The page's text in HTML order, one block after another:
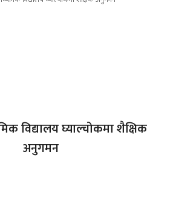
विद्यालय घ्याल्चोकमा शैक्षिक
अनुगमन